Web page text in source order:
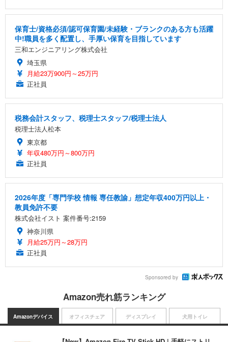
保育士/資格必須/認可保育園/未経験・ブランクのある方も活躍
中!職員を多く配置し、手厚い保育を目指しています
三和エンジニアリング株式会社
埼玉県
月給23万900円～25万円
正社員
税務会計スタッフ、税理士スタッフ/税理士法人
税理士法人松本
東京都
年収480万円～800万円
正社員
2026年度「専門学校 情報 専任教諭」想定年収400万円以上・
教員免許不要
株式会社イスト 案件番号:2159
神奈川県
月給25万円～28万円
正社員
Sponsored by
Amazon売れ筋ランキング
Amazonデバイス オフィスチェア ディスプレイ 犬用トイレ